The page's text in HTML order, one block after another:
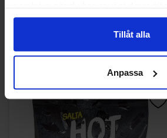
Tillåt alla
Anpassa
Andra